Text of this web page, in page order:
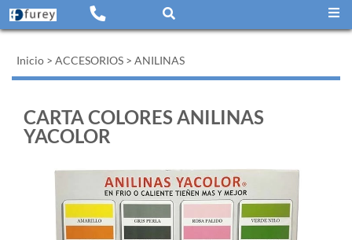
Inicio > ACCESORIOS > ANILINAS
CARTA COLORES ANILINAS
YACOLOR